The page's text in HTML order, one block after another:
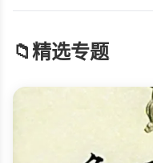
📁精选专题